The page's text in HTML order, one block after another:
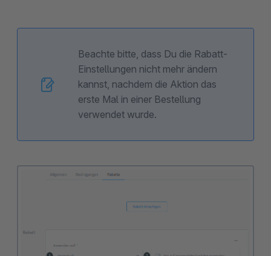
Beachte bitte, dass Du die Rabatt-
Einstellungen nicht mehr ändern
kannst, nachdem die Aktion das
erste Mal in einer Bestellung
verwendet wurde.